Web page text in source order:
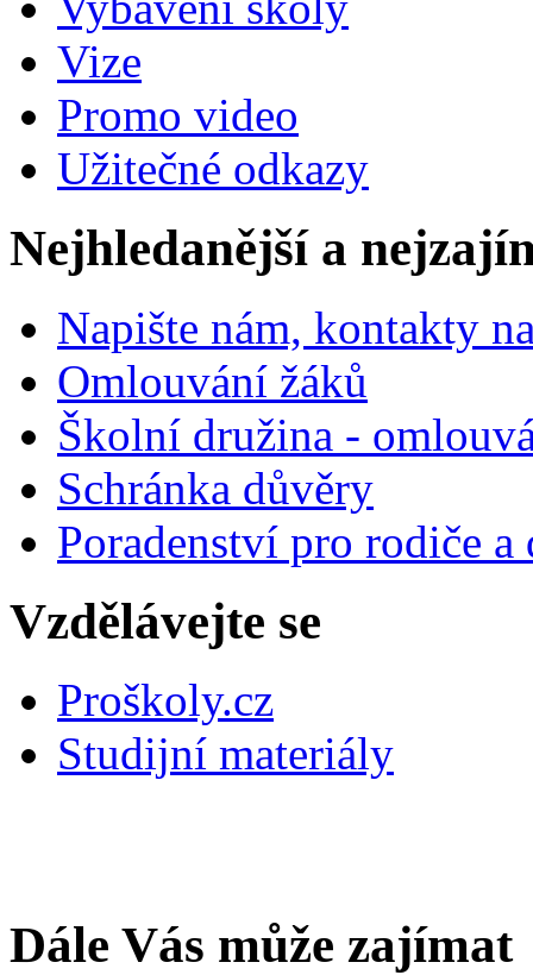
Vize
Promo video
Užitečné odkazy
Nejhledanější a
Napište nám, kontakty
Omlouvání žáků
Školní družina -
Schránka důvěry
Poradenství pro rodiče
Vzdělávejte se
Proškoly.cz
Studijní materiály
Dále Vás může zajímat